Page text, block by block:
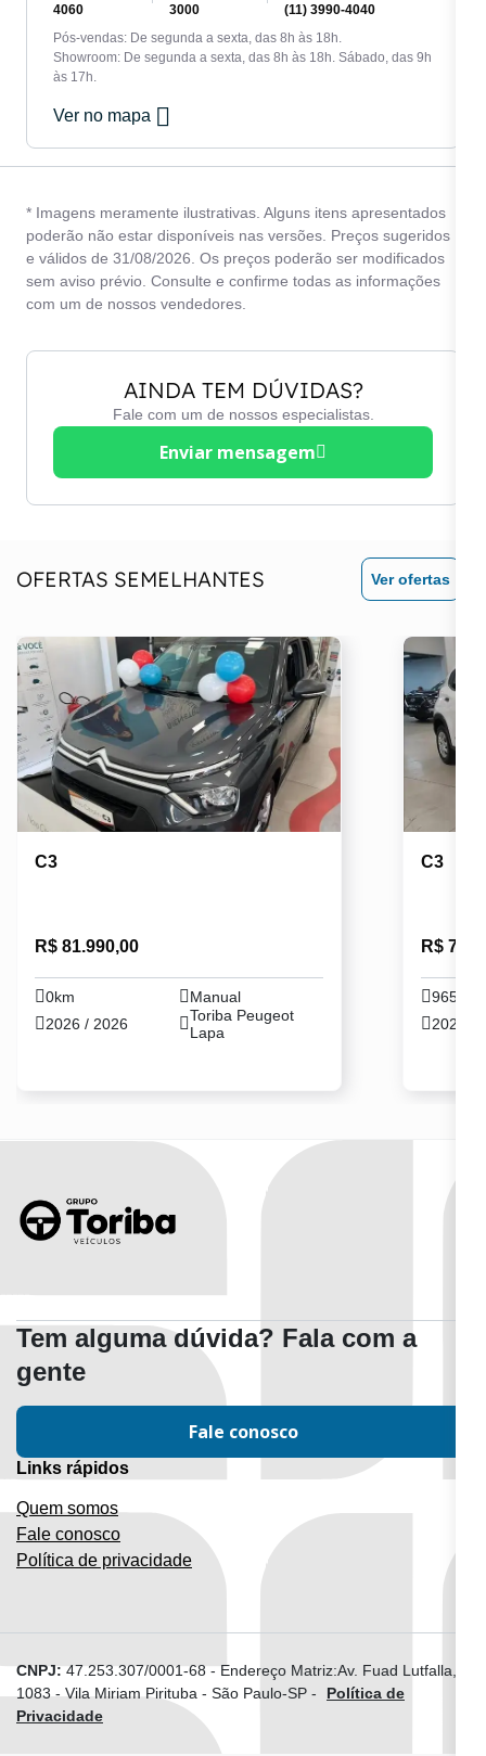
4060
3000
(11) 3990-4040
Pós-vendas: De segunda a sexta, das 8h às 18h.
Showroom: De segunda a sexta, das 8h às 18h. Sábado, das 9h
às 17h.
Ver no mapa
* Imagens meramente ilustrativas. Alguns itens apresentados
poderão não estar disponíveis nas versões. Preços sugeridos
e válidos de 31/08/2026. Os preços poderão ser modificados
sem aviso prévio. Consulte e confirme todas as informações
com um de nossos vendedores.
AINDA TEM DÚVIDAS?
Fale com um de nossos especialistas.
Enviar mensagem
OFERTAS SEMELHANTES Ver ofertas
C3
R$ 81.990,00
0km
Manual
2026 / 2026
Toriba Peugeot
Lapa
C3
R$
2024 /
Tem alguma dúvida? Fala com a
gente
Fale conosco
Links rápidos
Quem somos
Fale conosco
Política de privacidade
CNPJ:47.253.307/0001-68-Endereço Matriz:Av. Fuad Lutfalla,
1083 - Vila Miriam Pirituba - São Paulo-SP -
Política de
Privacidade